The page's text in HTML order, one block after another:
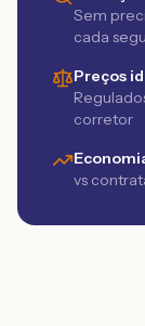
Sem
cada
Preços
corretor
vs